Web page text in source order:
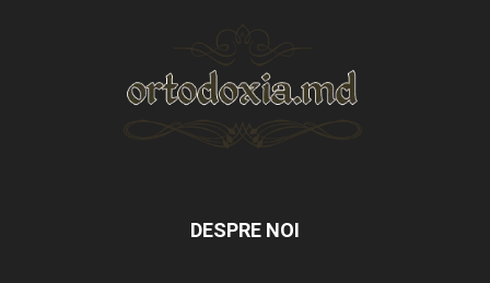
DESPRE NOI